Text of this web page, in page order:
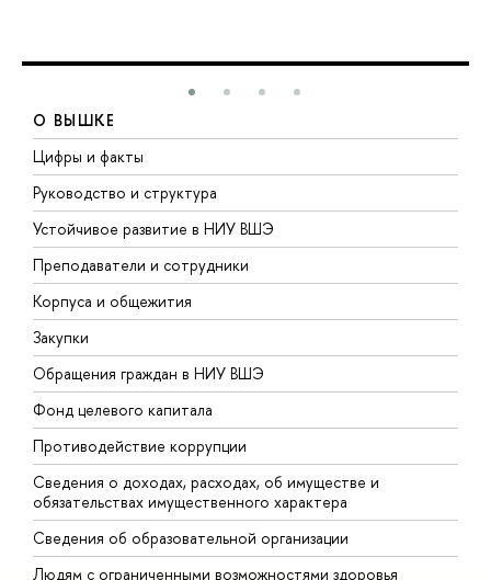
О ВЫШКЕ
Цифры и факты
Руководство и структура
Устойчивое развитие в НИУ ВШЭ
Преподаватели и сотрудники
Корпуса и общежития
Закупки
Обращения граждан в НИУ ВШЭ
Фонд целевого капитала
Противодействие коррупции
Сведения о доходах, расходах, об имуществе и
обязательствах имущественного характера
Сведения об образовательной организации
Людям с ограниченными возможностями здоровья